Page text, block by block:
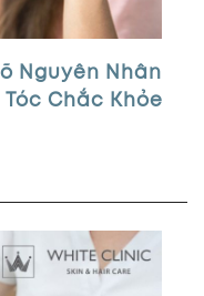
Nguyên Nhân
Chắc Khỏe